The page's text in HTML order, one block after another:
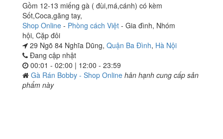
Gồm 12-13 miếng gà ( đùi,má,cánh) có kèm
Sốt,Coca,găng tay,
Shop Online - Phòng cách Việt - Gia đình, Nhóm
hội, Cặp đôi
29 Ngõ 84 Nghĩa Dũng, Quận Ba Đình, Hà Nội
Đang cập nhật
00:01 - 02:00 | 12:00 - 23:59
Gà Rán Bobby - Shop Online hân hạnh cung cấp sản
phẩm này